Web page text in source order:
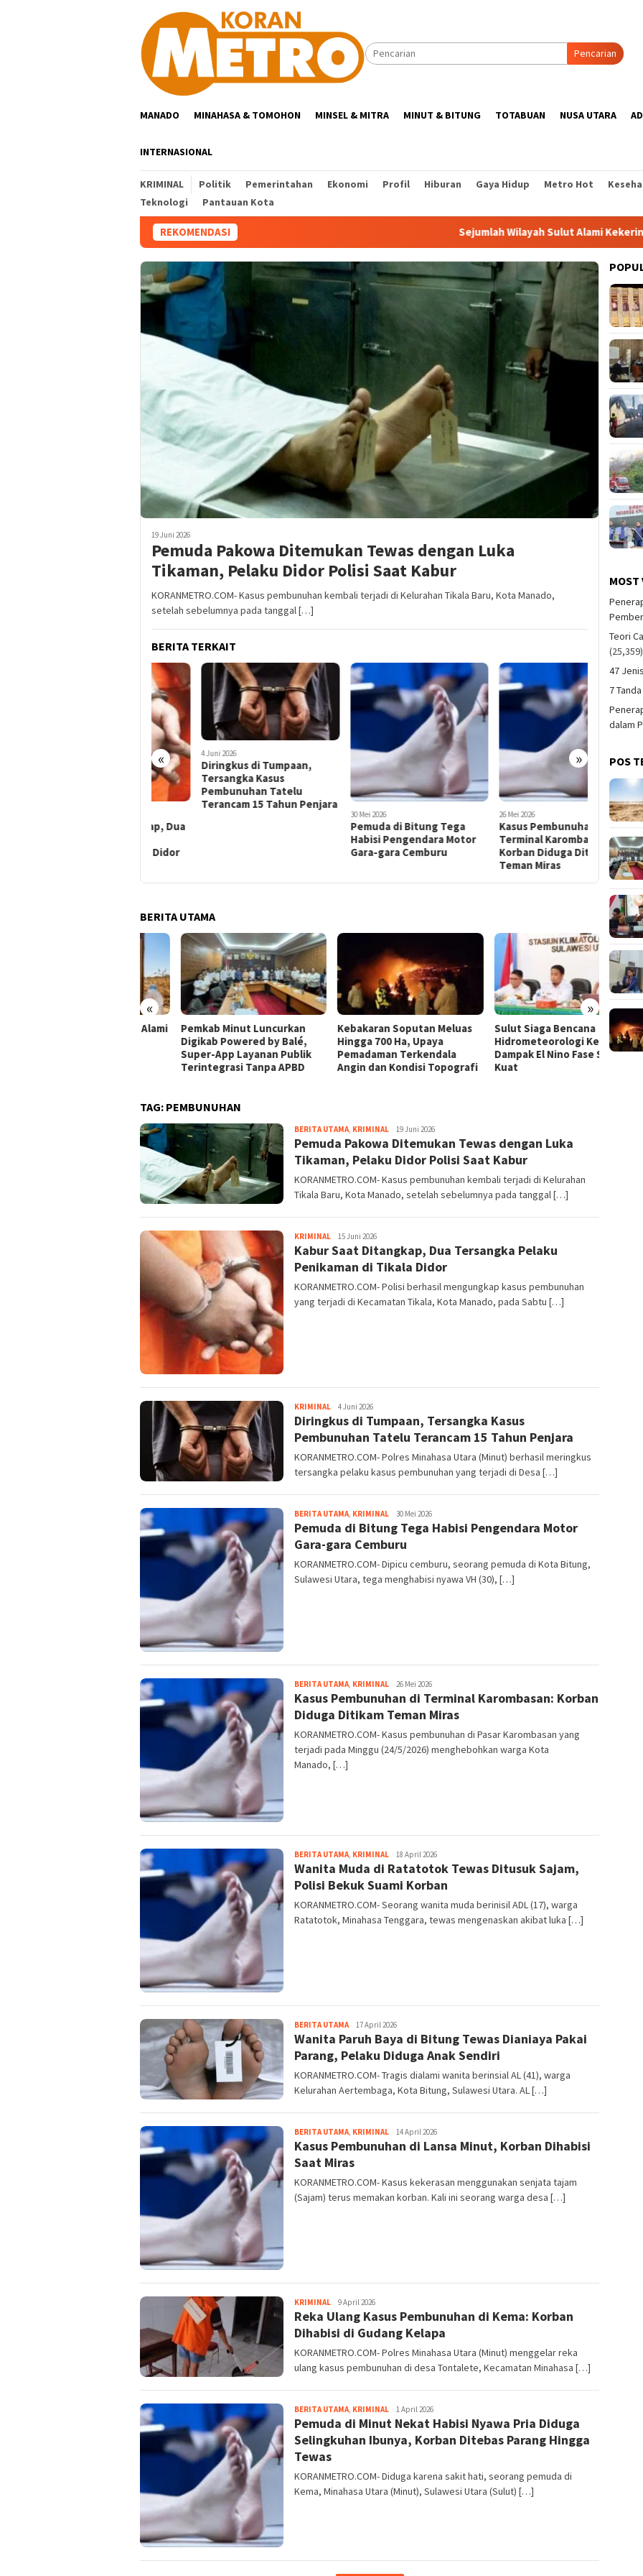
Pencarian
MANADO MINAHASA & TOMOHON MINSEL & MITRA MINUT & BITUNG TOTABUAN NUSA UTARA
INTERNASIONAL
KRIMINAL Politik Pemerintahan Ekonomi Profil Hiburan Gaya Hidup Metro Hot
Teknologi
Pantauan Kota
REKOMENDASI Sejumlah Wilayah Sulut Alami Kekeringan, Petani
19 Juni 2026
Pemuda Pakowa Ditemukan Tewas dengan Luka
Tikaman, Pelaku Didor Polisi Saat Kabur
KORANMETRO.COM- Kasus pembunuhan kembali terjadi di Kelurahan Tikala Baru, Kota Manado,
setelah sebelumnya pada tanggal […]
BERITA TERKAIT
« »
4 Juni 2026
Diringkus di Tumpaan,
Tersangka Kasus
Pembunuhan Tatelu
Terancam 15 Tahun Penjara
Pemuda di Bitung Tega
Habisi Pengendara Motor
Gara-gara Cemburu
Kasus Pembunuhan di
Terminal Karombasan:
Korban Diduga Ditikam
Teman Miras
18 April 2026
Wanita
Tewas
Bekuk
BERITA UTAMA
« »
Pemkab Minut Luncurkan
Digikab Powered by Balé,
Super-App Layanan Publik
Terintegrasi Tanpa APBD
Kebakaran Soputan Meluas
Hingga 700 Ha, Upaya
Pemadaman Terkendala
Angin dan Kondisi Topografi
Sulut Siaga Bencana
Hidrometeorologi Kering
Dampak El Nino Fase Sangat
Kuat
Rabu
TAG: PEMBUNUHAN
BERITA UTAMA, KRIMINAL Redaksi
METRO
19 Juni 2026
Pemuda Pakowa Ditemukan Tewas dengan Luka
Tikaman, Pelaku Didor Polisi Saat Kabur
KORANMETRO.COM- Kasus pembunuhan kembali terjadi di Kelurahan
Tikala Baru, Kota Manado, setelah sebelumnya pada tanggal […]
KRIMINAL Redaksi
METRO
15 Juni 2026
Kabur Saat Ditangkap, Dua Tersangka Pelaku
Penikaman di Tikala Didor
KORANMETRO.COM- Polisi berhasil mengungkap kasus pembunuhan
yang terjadi di Kecamatan Tikala, Kota Manado, pada Sabtu […]
KRIMINAL Redaksi
METRO
4 Juni 2026
Diringkus di Tumpaan, Tersangka Kasus
Pembunuhan Tatelu Terancam 15 Tahun Penjara
KORANMETRO.COM- Polres Minahasa Utara (Minut) berhasil meringkus
tersangka pelaku kasus pembunuhan yang terjadi di Desa […]
BERITA UTAMA KRIMINAL Redaksi
METRO
30 Mei 2026
Pemuda di Bitung Tega Habisi Pengendara Motor
Gara-gara Cemburu
KORANMETRO.COM- Dipicu cemburu, seorang pemuda di Kota Bitung,
Sulawesi Utara, tega menghabisi nyawa VH (30), […]
BERITA UTAMA KRIMINAL Redaksi
METRO
26 Mei 2026
Kasus Pembunuhan di Terminal Karombasan: Korban
Diduga Ditikam Teman Miras
KORANMETRO.COM- Kasus pembunuhan di Pasar Karombasan yang
terjadi pada Minggu (24/5/2026) menghebohkan warga Kota
Manado, […]
BERITA UTAMA KRIMINAL Redaksi
METRO
18 April 2026
Wanita Muda di Ratatotok Tewas Ditusuk Sajam,
Polisi Bekuk Suami Korban
KORANMETRO.COM- Seorang wanita muda berinisil ADL (17), warga
Ratatotok, Minahasa Tenggara, tewas mengenaskan akibat luka […]
BERITA UTAMA Redaksi
METRO
17 April 2026
Wanita Paruh Baya di Bitung Tewas Dianiaya Pakai
Parang, Pelaku Diduga Anak Sendiri
KORANMETRO.COM- Tragis dialami wanita berinsial AL (41), warga
Kelurahan Aertembaga, Kota Bitung, Sulawesi Utara. AL […]
BERITA UTAMA KRIMINAL Redaksi
METRO
14 April 2026
Kasus Pembunuhan di Lansa Minut, Korban Dihabisi
Saat Miras
KORANMETRO.COM- Kasus kekerasan menggunakan senjata tajam
(Sajam) terus memakan korban. Kali ini seorang warga desa […]
KRIMINAL Redaksi
METRO
9 April 2026
Reka Ulang Kasus Pembunuhan di Kema: Korban
Dihabisi di Gudang Kelapa
KORANMETRO.COM- Polres Minahasa Utara (Minut) menggelar reka
ulang kasus pembunuhan di desa Tontalete, Kecamatan Minahasa […]
BERITA UTAMA KRIMINAL Redaksi
METRO
1 April 2026
Pemuda di Minut Nekat Habisi Nyawa Pria Diduga
Selingkuhan Ibunya, Korban Ditebas Parang Hingga
Tewas
KORANMETRO.COM- Diduga karena sakit hati, seorang pemuda di
Kema, Minahasa Utara (Minut), Sulawesi Utara (Sulut) […]
MOST
Teori
(25,359)
47
7
dalam
POS